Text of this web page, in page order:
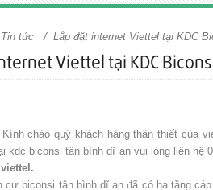
Tin tức / Lắp đặt internet Viettel tại KDC
Viettel tại KDC
Kính chào quý khách hàng thân thiết của
kdc biconsi tân bình dĩ an vui lòng liên hệ
cư biconsi tân bình dĩ an đã có hạ tầng